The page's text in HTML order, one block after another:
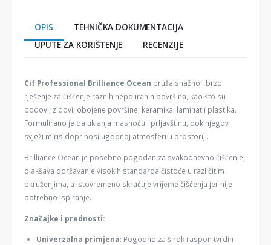
OPIS
TEHNIČKA DOKUMENTACIJA
UPUTE ZA KORIŠTENJE
RECENZIJE
Cif Professional Brilliance Ocean pruža snažno i brzo
rješenje za čišćenje raznih nepoliranih površina, kao što su
podovi, zidovi, obojene površine, keramika, laminat i plastika.
Formulirano je da uklanja masnoću i prljavštinu, dok njegov
svježi miris doprinosi ugodnoj atmosferi u prostoriji.
Brilliance Ocean je posebno pogodan za svakodnevno čišćenje,
olakšava održavanje visokih standarda čistoće u različitim
okruženjima, a istovremeno skraćuje vrijeme čišćenja jer nije
potrebno ispiranje.
Značajke i prednosti:
Univerzalna primjena: Pogodno za širok raspon tvrdih